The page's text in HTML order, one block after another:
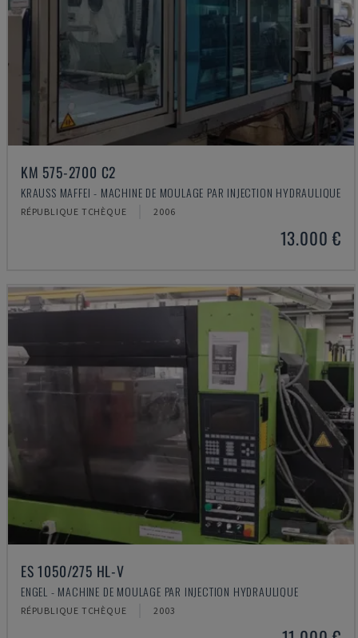
KM 575-2700 C2
KRAUSS MAFFEI - MACHINE DE MOULAGE PAR INJECTION HYDRAULIQUE
RÉPUBLIQUE TCHÈQUE 2006
13.000 €
ES 1050/275 HL-V
ENGEL - MACHINE DE MOULAGE PAR INJECTION HYDRAULIQUE
RÉPUBLIQUE TCHÈQUE 2003